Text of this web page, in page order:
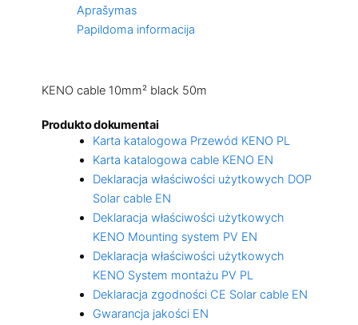
Aprašymas
Papildoma informacija
KENO cable 10mm² black 50m
Produkto dokumentai
Karta katalogowa Przewód KENO PL
Karta katalogowa cable KENO EN
Deklaracja właściwości użytkowych DOP
Solar cable EN
Deklaracja właściwości użytkowych
KENO Mounting system PV EN
Deklaracja właściwości użytkowych
KENO System montażu PV PL
Deklaracja zgodności CE Solar cable EN
Gwarancja jakości EN